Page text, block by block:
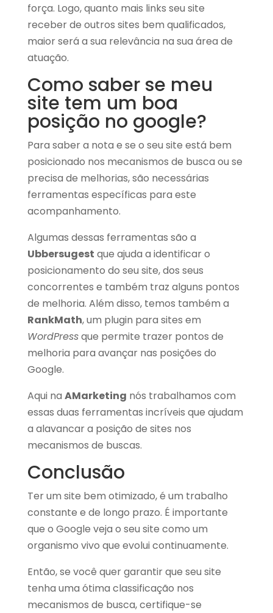
força. Logo, quanto mais links seu site
receber de outros sites bem qualificados,
maior será a sua relevância na sua área de
atuação.
Como saber se meu
site tem um boa
posição no google?
Para saber a nota e se o seu site está bem
posicionado nos mecanismos de busca ou se
precisa de melhorias, são necessárias
ferramentas específicas para este
acompanhamento.
Algumas dessas ferramentas são a
Ubbersugest que ajuda a identificar o
posicionamento do seu site, dos seus
concorrentes e também traz alguns pontos
de melhoria. Além disso, temos também a
RankMath, um plugin para sites em
WordPressque permite trazer pontos de
melhoria para avançar nas posições do
Google.
Aqui na AMarketing nós trabalhamos com
essas duas ferramentas incríveis que ajudam
a alavancar a posição de sites nos
mecanismos de buscas.
Conclusão
Ter um site bem otimizado, é um trabalho
constante e de longo prazo. É importante
que o Google veja o seu site como um
organismo vivo que evolui continuamente.
Então, se você quer garantir que seu site
tenha uma ótima classificação nos
mecanismos de busca, certifique-se